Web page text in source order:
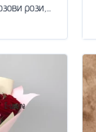
рози,...